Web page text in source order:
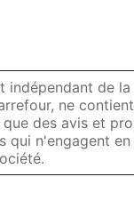
indépendant de la
ne
que des avis et
qui n'engagent en